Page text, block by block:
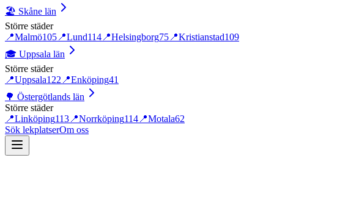
🏖️ Skåne län
Större städer
📍Malmö105 📍Lund114 📍Helsingborg75 📍Kristianstad109
🎓 Uppsala län
Större städer
📍Uppsala122 📍Enköping41
🌳 Östergötlands län
Större städer
📍Linköping113 📍Norrköping114 📍Motala62
Sök lekplatserOm oss